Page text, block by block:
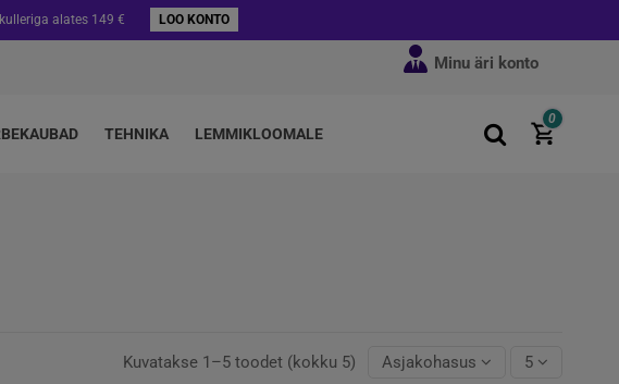
alates 149 € LOO KONTO
Minu äri konto
TEHNIKA LEMMIKLOOMALE
0
Kuvatakse 1–5 toodet (kokku 5) Asjakohasus 5